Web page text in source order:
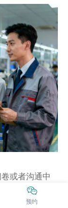
或者沟通中
责任审核中的
预约